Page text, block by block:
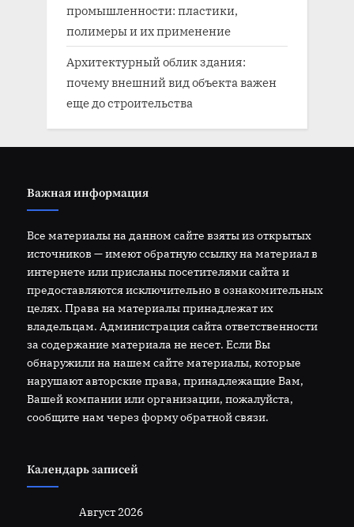
промышленности: пластики,
полимеры и их применение
Архитектурный облик здания:
почему внешний вид объекта важен
еще до строительства
Важная информация
Все материалы на данном сайте взяты из открытых
источников — имеют обратную ссылку на материал в
интернете или присланы посетителями сайта и
предоставляются исключительно в ознакомительных
целях. Права на материалы принадлежат их
владельцам. Администрация сайта ответственности
за содержание материала не несет. Если Вы
обнаружили на нашем сайте материалы, которые
нарушают авторские права, принадлежащие Вам,
Вашей компании или организации, пожалуйста,
сообщите нам через форму обратной связи.
Календарь записей
Август 2026